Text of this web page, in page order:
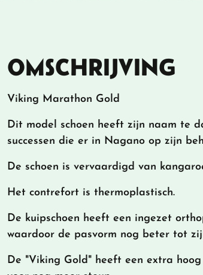
OMSCHRIJVING
Viking Marathon Gold
Dit model schoen heeft zijn naam te
successen die er in Nagano op zijn
De schoen is vervaardigd van
Het contrefort is thermoplastisch.
De kuipschoen heeft een ingezet
waardoor de pasvorm nog beter tot
De "Viking Gold" heeft een extra